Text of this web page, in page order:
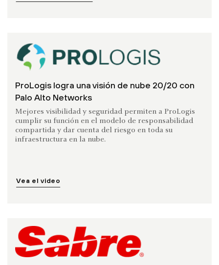
ProLogis logra una visión de nube 20/20 con
Palo Alto Networks
Mejores visibilidad y seguridad permiten a ProLogis
cumplir su función en el modelo de responsabilidad
compartida y dar cuenta del riesgo en toda su
infraestructura en la nube.
Vea el video